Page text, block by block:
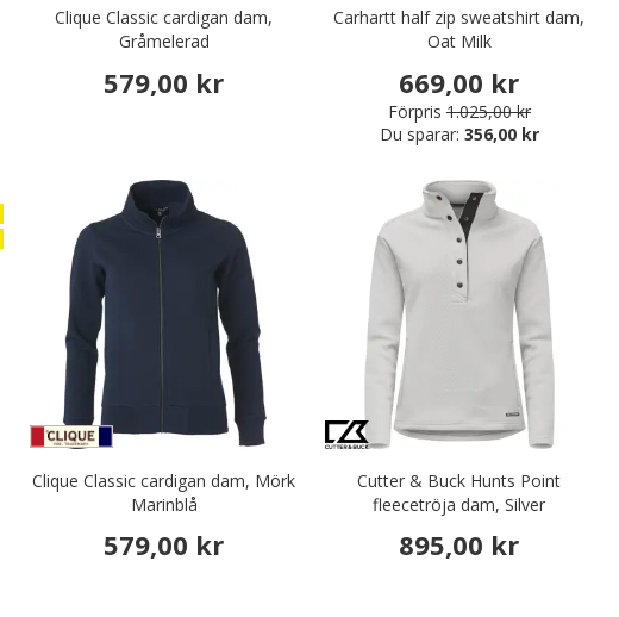
Clique Classic cardigan dam,
Gråmelerad
579,00 kr
Carhartt half zip sweatshirt dam,
Oat Milk
669,00 kr
Förpris 1.025,00 kr
Du sparar: 356,00 kr
Clique Classic cardigan dam, Mörk
Marinblå
579,00 kr
Cutter & Buck Hunts Point
fleecetröja dam, Silver
895,00 kr